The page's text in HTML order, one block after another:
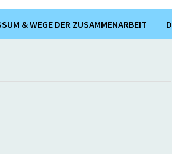
& WEGE DER ZUSAMMENARBEIT